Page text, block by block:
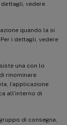
vedere
quando la si
i dettagli, vedere
una con lo
rinominare
l’applicazione
all’interno di
di consegna,